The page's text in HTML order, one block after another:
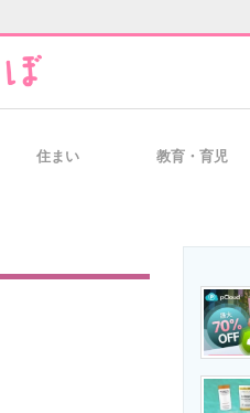
経営リーダーのコミュニティ
製造業のIT導入・活用を支援
住まい 教育・育児